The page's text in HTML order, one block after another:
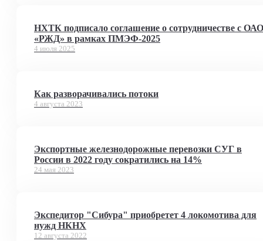
НХТК подписало соглашение о сотрудничестве с ОАО
«РЖД» в рамках ПМЭФ-2025
4 июля 2025
Как разворачивались потоки
4 августа 2023
Экспортные железнодорожные перевозки СУГ в
России в 2022 году сократились на 14%
24 мая 2023
Экспедитор "Сибура" приобретет 4 локомотива для
нужд НКНХ
12 августа 2022